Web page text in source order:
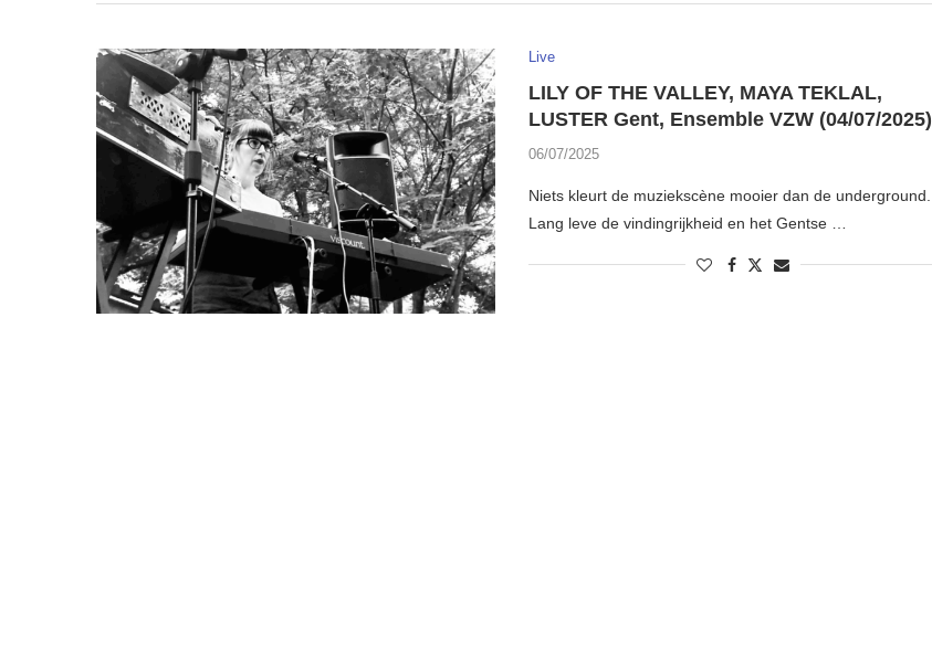
Live
LILY OF THE VALLEY, MAYA TEKLAL,
LUSTER Gent, Ensemble VZW (04/07/2025)
06/07/2025
Niets kleurt de muziekscène mooier dan de underground.
Lang leve de vindingrijkheid en het Gentse …